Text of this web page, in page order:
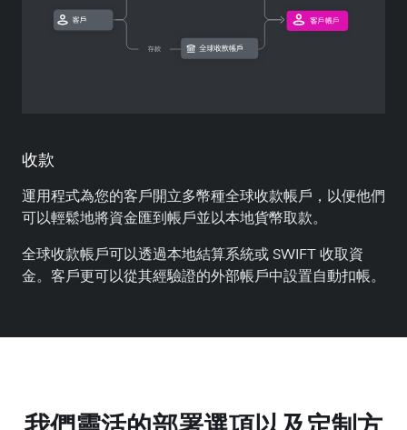
收款
運用程式為您的客戶開立多幣種全球收款帳戶，以便他們
可以輕鬆地將資金匯到帳戶並以本地貨幣取款。
全球收款帳戶可以透過本地結算系統或 SWIFT 收取資
金。客戶更可以從其經驗證的外部帳戶中設置自動扣帳。